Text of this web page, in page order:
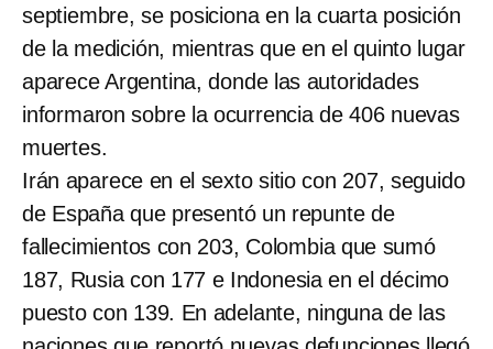
septiembre, se posiciona en la cuarta posición
de la medición, mientras que en el quinto lugar
aparece Argentina, donde las autoridades
informaron sobre la ocurrencia de 406 nuevas
muertes.
Irán aparece en el sexto sitio con 207, seguido
de España que presentó un repunte de
fallecimientos con 203, Colombia que sumó
187, Rusia con 177 e Indonesia en el décimo
puesto con 139. En adelante, ninguna de las